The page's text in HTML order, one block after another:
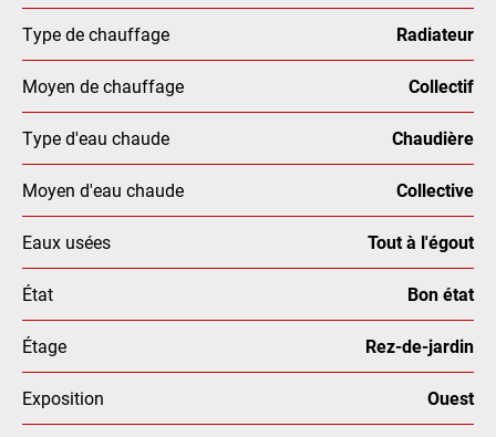
Type de chauffage Radiateur
Moyen de chauffage Collectif
Type d'eau chaude Chaudière
Moyen d'eau chaude Collective
Eaux usées Tout à l'égout
État Bon état
Étage Rez-de-jardin
Exposition Ouest